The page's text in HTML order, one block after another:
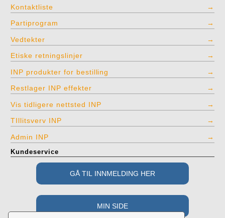
Kontaktliste
Partiprogram
Vedtekter
Etiske retningslinjer
INP produkter for bestilling
Restlager INP effekter
Vis tidligere nettsted INP
TIllitsverv INP
Admin INP
Kundeservice